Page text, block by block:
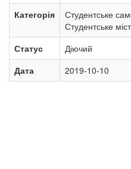
Категорія
Студентське
Студентське
Статус
Діючий
Дата
2019-10-10